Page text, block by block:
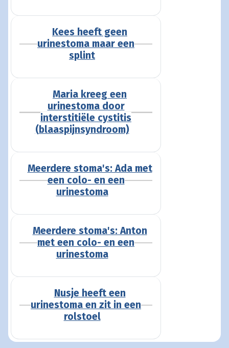
Kees heeft geen
urinestoma maar een
splint
Maria kreeg een
urinestoma door
interstitiële cystitis
(blaaspijnsyndroom)
Meerdere stoma's: Ada met
een colo- en een
urinestoma
Meerdere stoma's: Anton
met een colo- en een
urinestoma
Nusje heeft een
urinestoma en zit in een
rolstoel